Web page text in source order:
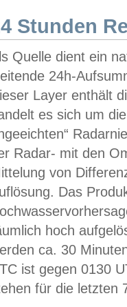
Stunden
Quelle dient ein
24h-
Layer enthält
es sich um
Radar- mit den
von
Das
hoch
ca. 30
ist gegen 0130
für die letzten